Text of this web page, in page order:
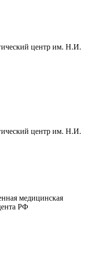
центр им. Н.И.
центр им. Н.И.
медицинская
РФ